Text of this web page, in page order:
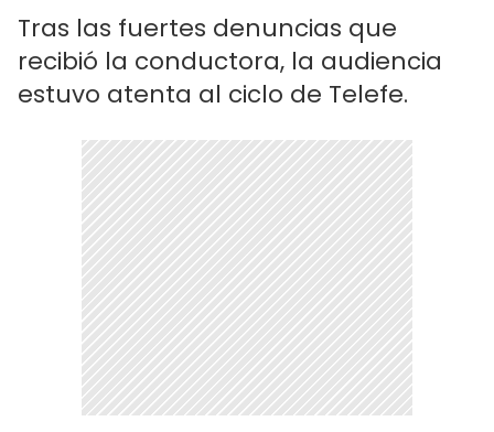
Tras las fuertes denuncias que
recibió la conductora, la audiencia
estuvo atenta al ciclo de Telefe.